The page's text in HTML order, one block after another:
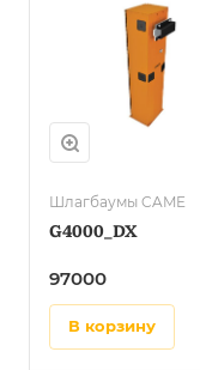
Шлагбаумы CAME
G4000_DX
97000
в корзину